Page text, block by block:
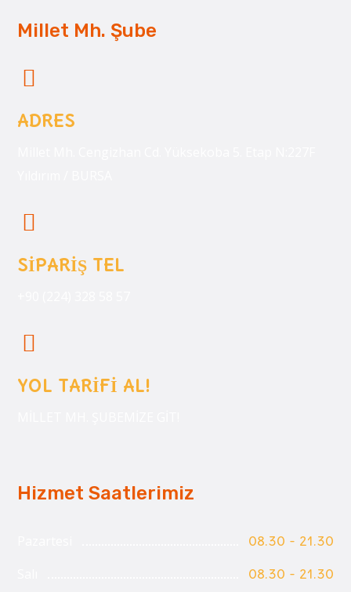
Millet Mh. Şube
ADRES
SİPARİŞ TEL
YOL TARİFİ AL!
Hizmet Saatlerimiz
08.30 - 21.30
08.30 - 21.30